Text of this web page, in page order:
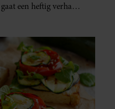
een heftig verhaal